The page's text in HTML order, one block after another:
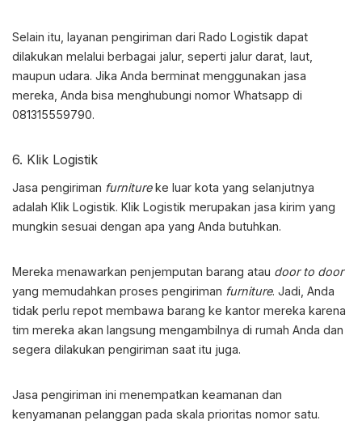
Selain itu, layanan pengiriman dari Rado Logistik dapat
dilakukan melalui berbagai jalur, seperti jalur darat, laut,
maupun udara. Jika Anda berminat menggunakan jasa
mereka, Anda bisa menghubungi nomor Whatsapp di
081315559790.
6. Klik Logistik
Jasa pengiriman furnitureke luar kota yang selanjutnya
adalah Klik Logistik. Klik Logistik merupakan jasa kirim yang
mungkin sesuai dengan apa yang Anda butuhkan.
Mereka menawarkan penjemputan barang atau door to door
yang memudahkan proses pengiriman furniture. Jadi, Anda
tidak perlu repot membawa barang ke kantor mereka karena
tim mereka akan langsung mengambilnya di rumah Anda dan
segera dilakukan pengiriman saat itu juga.
Jasa pengiriman ini menempatkan keamanan dan
kenyamanan pelanggan pada skala prioritas nomor satu.